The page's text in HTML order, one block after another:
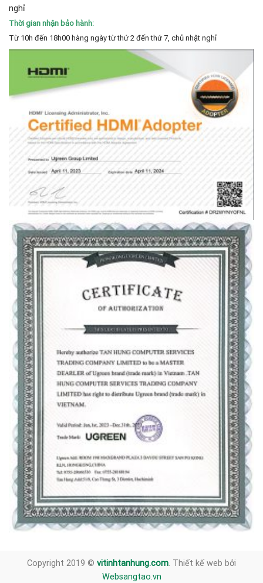
nghỉ
Thời gian nhận bảo hành:
Từ 10h đến 18h00 hàng ngày từ thứ 2 đến thứ 7, chủ nhật nghỉ
Copyright 2019 © vitinhtanhung.com. Thiết kế web bởi
Websangtao.vn